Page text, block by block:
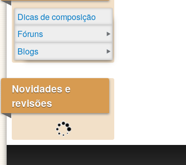
Dicas de composição
Fóruns
Blogs
Novidades e
revisões